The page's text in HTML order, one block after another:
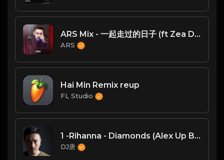
ARS Mix - 一起走过的日子 (ft Zea Dy & Family Zea)
ARS
Hai Min Remix reup
FL Studio
1 -Rihanna - Diamonds (Alex Up Bootleg)-1
DJ唐